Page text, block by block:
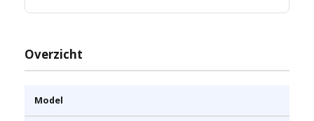
Overzicht
Model